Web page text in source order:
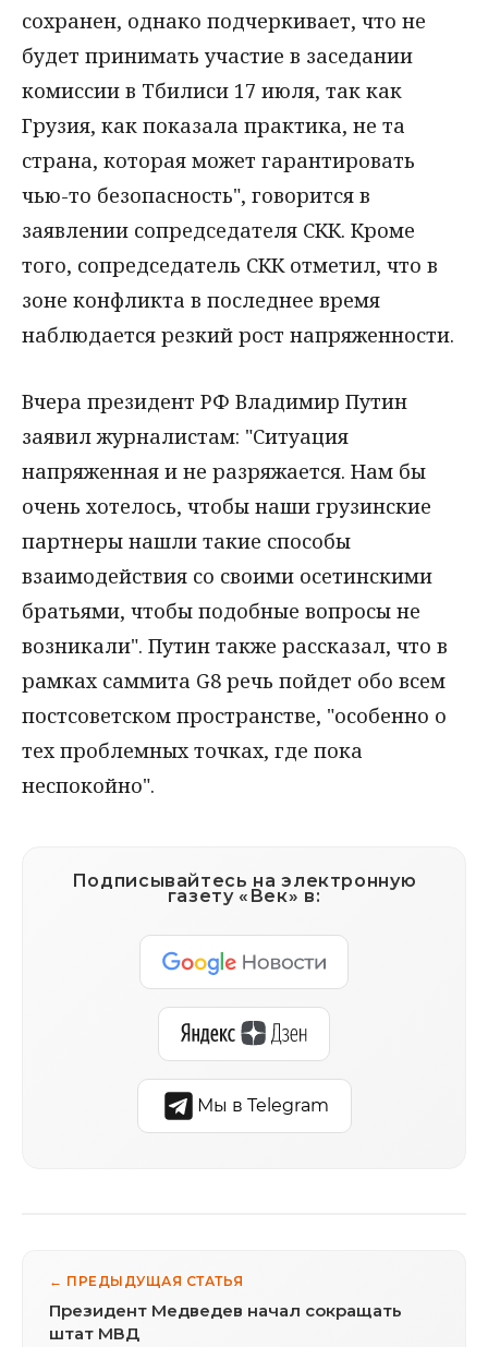
сохранен, однако подчеркивает, что не
будет принимать участие в заседании
комиссии в Тбилиси 17 июля, так как
Грузия, как показала практика, не та
страна, которая может гарантировать
чью-то безопасность", говорится в
заявлении сопредседателя СКК. Кроме
того, сопредседатель СКК отметил, что в
зоне конфликта в последнее время
наблюдается резкий рост напряженности.
Вчера президент РФ Владимир Путин
заявил журналистам: "Ситуация
напряженная и не разряжается. Нам бы
очень хотелось, чтобы наши грузинские
партнеры нашли такие способы
взаимодействия со своими осетинскими
братьями, чтобы подобные вопросы не
возникали". Путин также рассказал, что в
рамках саммита G8 речь пойдет обо всем
постсоветском пространстве, "особенно о
тех проблемных точках, где пока
неспокойно".
Подписывайтесь на электронную
газету «Век» в:
Мы в Telegram
← ПРЕДЫДУЩАЯ СТАТЬЯ
Президент Медведев начал сокращать
штат МВД